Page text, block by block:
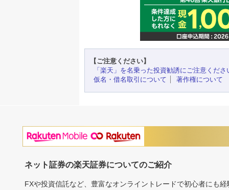
【ご注意ください】
「楽天」を名乗った投資勧誘にご注意くださ
仮名・借名取引について
著作権について
ネット証券の楽天証券についてのご紹介
FXや投資信託など、豊富なオンライントレードで初心者にも